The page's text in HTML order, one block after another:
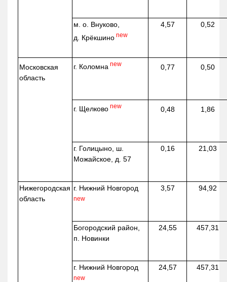
м. о. Внуково,
д. Крёкшино new
4,57 0,52
Московская
область
г. Коломна new 0,77 0,50
г. Щелково new 0,48 1,86
г. Голицыно, ш.
Можайское, д. 57
0,16 21,03
Нижегородская
область
г. Нижний Новгород
new
3,57 94,92
Богородский район,
п. Новинки
24,55 457,31
г. Нижний Новгород
new
24,57 457,31